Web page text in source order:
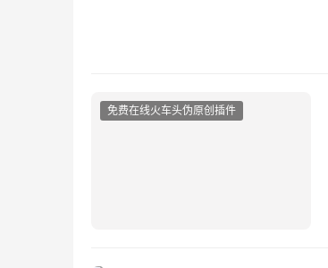
免费在线火车头伪原创插件